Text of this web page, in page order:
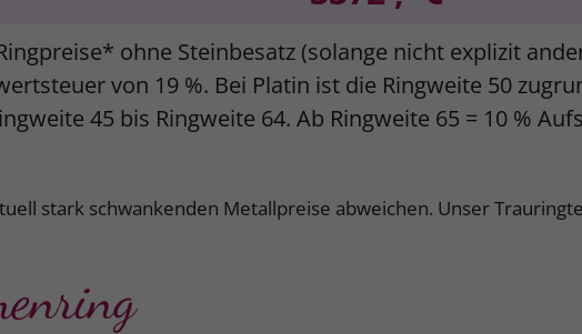
ohne Steinbesatz (solange nicht explizit
von 19 %. Bei Platin ist die Ringweite 50
45 bis Ringweite 64. Ab Ringweite 65 = 10 %
stark schwankenden Metallpreise abweichen. Unser